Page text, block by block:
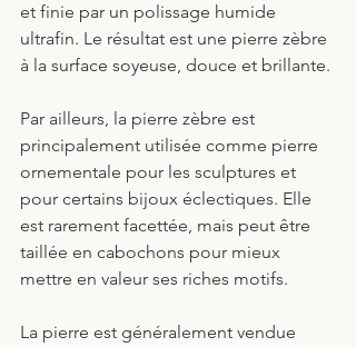
et finie par un polissage humide
ultrafin. Le résultat est une pierre zèbre
à la surface soyeuse, douce et brillante.
Par ailleurs, la pierre zèbre est
principalement utilisée comme pierre
ornementale pour les sculptures et
pour certains bijoux éclectiques. Elle
est rarement facettée, mais peut être
taillée en cabochons pour mieux
mettre en valeur ses riches motifs.
La pierre est généralement vendue